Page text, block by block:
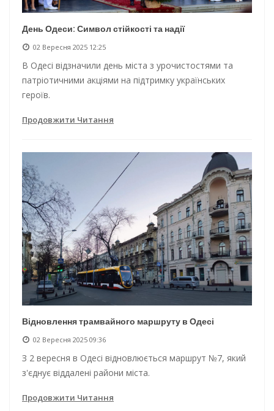
День Одеси: Символ стійкості та надії
02 Вересня 2025 12:25
В Одесі відзначили день міста з урочистостями та
патріотичними акціями на підтримку українських
героїв.
Продовжити Читання
Відновлення трамвайного маршруту в Одесі
02 Вересня 2025 09:36
З 2 вересня в Одесі відновлюється маршрут №7, який
з'єднує віддалені райони міста.
Продовжити Читання